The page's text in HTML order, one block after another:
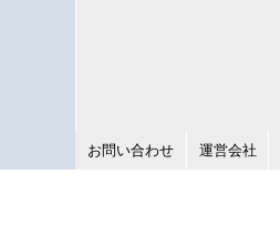
お問い合わせ 運営会社